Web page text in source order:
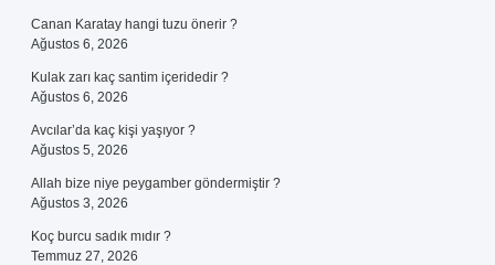
Canan Karatay hangi tuzu önerir ?
Ağustos 6, 2026
Kulak zarı kaç santim içeridedir ?
Ağustos 6, 2026
Avcılar’da kaç kişi yaşıyor ?
Ağustos 5, 2026
Allah bize niye peygamber göndermiştir ?
Ağustos 3, 2026
Koç burcu sadık mıdır ?
Temmuz 27, 2026